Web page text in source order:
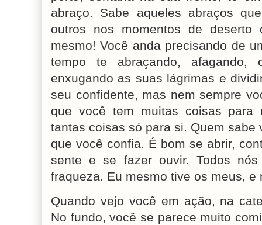
abraço. Sabe aqueles abraços
outros nos momentos de deserto
mesmo! Você anda precisando de
tempo te abraçando, afagando,
enxugando as suas lágrimas e
seu confidente, mas nem sempre
que você tem muitas coisas para
tantas coisas só para si. Quem
que você confia. É bom se abrir,
sente e se fazer ouvir. Todos
fraqueza. Eu mesmo tive os meus, e
Quando vejo você em ação, na
No fundo, você se parece muito